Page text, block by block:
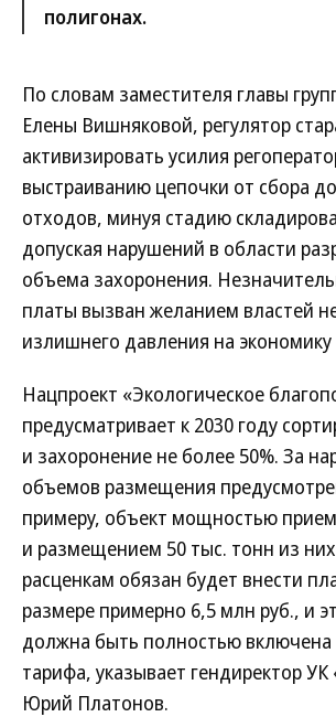
полигонах.
По словам заместителя главы
Елены Вишняковой, регулятор
активизировать усилия
выстраиванию цепочки от сбора
отходов, минуя стадию
допуская нарушений в области
объема захоронения.
платы вызван желанием властей
излишнего давления на
Нацпроект «Экологическое
предусматривает к 2030 году
и захоронение не более 50%. За
объемов размещения
примеру, объект мощностью
и размещением 50 тыс. тонн из
расценкам обязан будет внести
размере примерно 6,5 млн руб., и
должна быть полностью включена
тарифа, указывает гендиректор
Юрий Платонов.